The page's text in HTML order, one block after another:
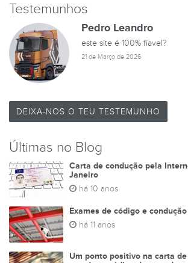
TESTES DE
Testemunhos
Pedro Leandro
este site é 100% fiavel?
21 de Março de 2026
DEIXA-NOS O TEU TESTEMUNHO
Últimas no Blog
Carta de condução pela
Janeiro
há 10 anos
Exames de código e
há 11 anos
Um ponto positivo na carta